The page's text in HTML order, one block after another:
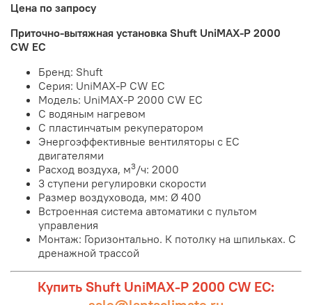
Цена по запросу
Приточно-вытяжная установка Shuft UniMAX-P 2000
CW EC
Бренд: Shuft
Серия: UniMAX-P CW EC
Модель: UniMAX-P 2000 CW EC
С водяным нагревом
С пластинчатым рекуператором
Энергоэффективные вентиляторы с EC
двигателями
Расход воздуха, м3/ч: 2000
3 ступени регулировки скорости
Размер воздуховода, мм: Ø 400
Встроенная система автоматики с пультом
управления
Монтаж: Горизонтально. К потолку на шпильках. С
дренажной трассой
Купить Shuft UniMAX-P 2000 CW EC: